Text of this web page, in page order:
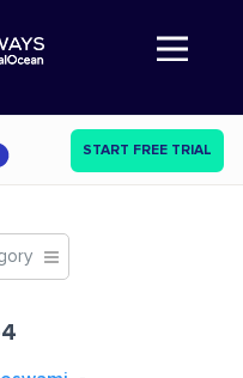
Abre a navegação
START FREE TRIAL